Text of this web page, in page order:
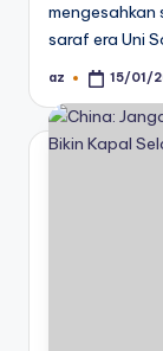
mengesahkan
saraf era Uni
Posted
az 15/01/